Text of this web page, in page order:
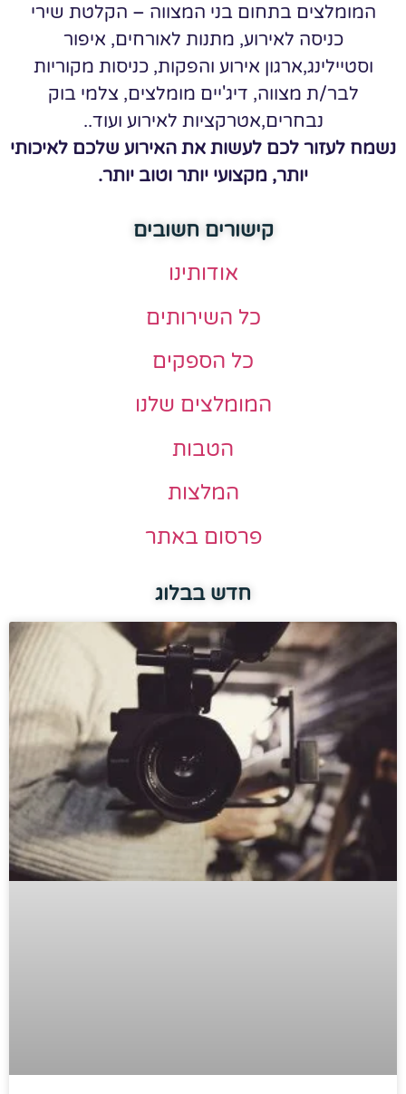
המומלצים בתחום בני המצווה – הקלטת שירי
כניסה לאירוע, מתנות לאורחים, איפור
וסטיילינג,ארגון אירוע והפקות, כניסות מקוריות
לבר/ת מצווה, דיג'יים מומלצים, צלמי בוק
נבחרים,אטרקציות לאירוע ועוד..
נשמח לעזור לכם לעשות את האירוע שלכם לאיכותי
יותר, מקצועי יותר וטוב יותר.
קישורים חשובים
אודותינו
כל השירותים
כל הספקים
המומלצים שלנו
הטבות
המלצות
פרסום באתר
חדש בבלוג